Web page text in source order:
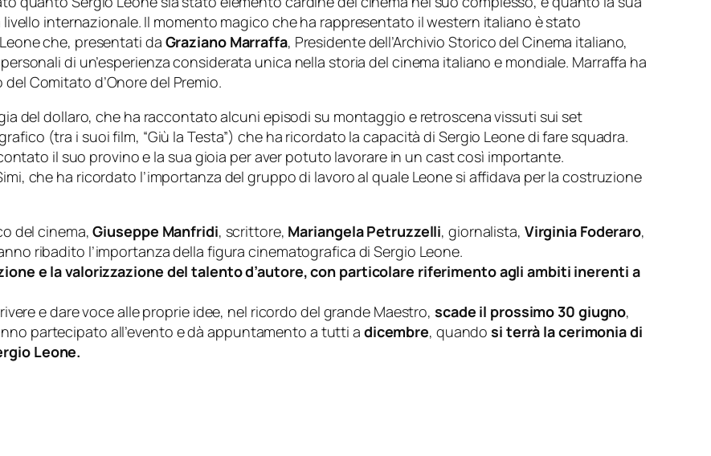
internazionale. Il momento magico che ha rappresentato il western italiano è stato
che, presentati da Graziano Marraffa, Presidente dell’Archivio Storico del Cinema italiano,
di un’esperienza considerata unica nella storia del cinema italiano e mondiale. Marraffa ha
del Comitato d’Onore del Premio.
del dollaro, che ha raccontato alcuni episodi su montaggio e retroscena vissuti sui set
(tra i suoi film, “Giù la Testa”) che ha ricordato la capacità di Sergio Leone di fare squadra.
il suo provino e la sua gioia per aver potuto lavorare in un cast così importante.
che ha ricordato l’importanza del gruppo di lavoro al quale Leone si affidava per la costruzione
del cinema,Giuseppe Manfridi, scrittore, Mariangela Petruzzelli, giornalista, Virginia Foderaro,
ribadito l’importanza della figura cinematografica di Sergio Leone.
e la valorizzazione del talento d’autore, con particolare riferimento agli ambiti inerenti a
e dare voce alle proprie idee, nel ricordo del grande Maestro, scade il prossimo 30 giugno,
partecipato all’evento e dà appuntamento a tutti a dicembre, quandosi terrà la cerimonia di
Leone.